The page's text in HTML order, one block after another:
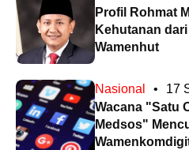
Profil Rohmat
Kehutanan
Wamenhut
Nasional •
17
Wacana "Satu
Medsos"